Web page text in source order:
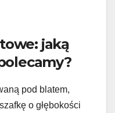
jaką
pod blatem,
o głębokości